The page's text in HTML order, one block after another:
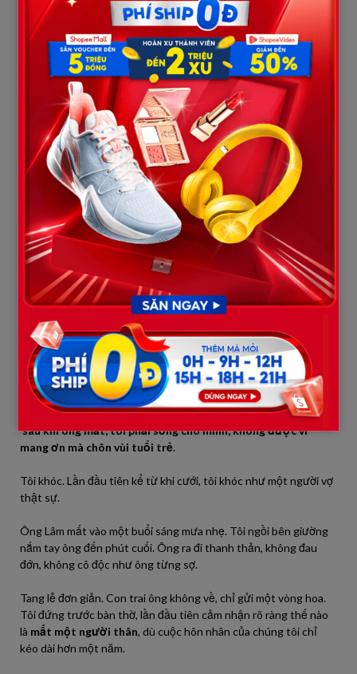
này từng rất đông tiếng cười, rồi trống rỗng đến đáng sợ.
Hàng xóm vẫn xì xào. Có người cố tình buông lời cay nghiệt. Tôi
từng tủi thân đến bật khóc trong bếp. Nhưng ông Lâm nghe
thấy, chỉ nói nhẹ:
“Nếu cháu hối hận, tôi sẽ viết đơn ly hôn ngay.”
Chính câu nói đó khiến tôi ở lại.
Tôi bắt đầu xem ông như người thân. Khi ông sốt cao giữa đêm,
tôi hoảng loạn gọi cấp cứu. Khi ông ngồi hàng giờ nhìn di ảnh vợ,
tôi lặng lẽ pha trà, không hỏi. Chúng tôi sống như hai con người
nương tựa nhau giữa cuối – đầu hai chặng đời.
Cho đến một ngày, ông ngất xỉu trong phòng tắm.
Bác sĩ nói ông bị suy tim nặng, thời gian không còn nhiều. Tôi
ký giấy điều trị mà tay run bần bật. Lúc tỉnh lại, ông nắm tay tôi,
lần đầu tiên gọi tôi là “vợ”.
“An à, tôi không sợ chết. Tôi chỉ sợ
cháu bị kẹt trong cuộc đời
này vì tôi.”
Tối hôm đó, ông đưa cho tôi một tập hồ sơ. Trong đó là di chúc:
toàn bộ tài sản chia cho tôi và mẹ tôi, kèm điều kiện duy nhất –
sau khi ông mất, tôi phải sống cho mình, không được vì
mang ơn mà chôn vùi tuổi trẻ.
Tôi khóc. Lần đầu tiên kể từ khi cưới, tôi khóc như một người vợ
thật sự.
Ông Lâm mất vào một buổi sáng mưa nhẹ. Tôi ngồi bên giường
nắm tay ông đến phút cuối. Ông ra đi thanh thản, không đau
đớn, không cô độc như ông từng sợ.
Tang lễ đơn giản. Con trai ông không về, chỉ gửi một vòng hoa.
Tôi đứng trước bàn thờ, lần đầu tiên cảm nhận rõ ràng thế nào
là mất một người thân, dù cuộc hôn nhân của chúng tôi chỉ
kéo dài hơn một năm.